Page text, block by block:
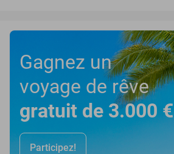
Gagnez un
voyage de rêve
gratuit de 3.000 €
Participez!